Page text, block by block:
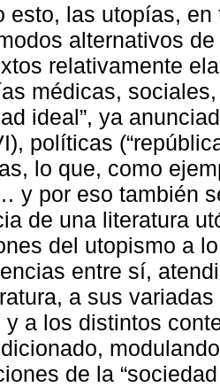
esto, las utopías,
alternativos
relativamente
médicas,
ideal”, ya
políticas
lo que, como
y por eso también
de una literatura
del utopismo a
entre sí,
a sus
y a los distintos
de la